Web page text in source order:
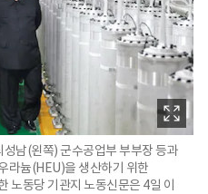
남(왼쪽) 군수공업부 부부장 등과
라늄(HEU)을 생산하기 위한
노동당 기관지 노동신문은 4일 이